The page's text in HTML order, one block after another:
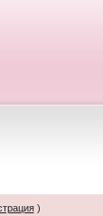
)